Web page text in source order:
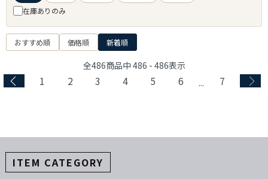
在庫ありのみ
おすすめ順 価格順 新着順
全486商品中486 - 486表示
1 2 3 4 5 6 ... 7
ITEM CATEGORY